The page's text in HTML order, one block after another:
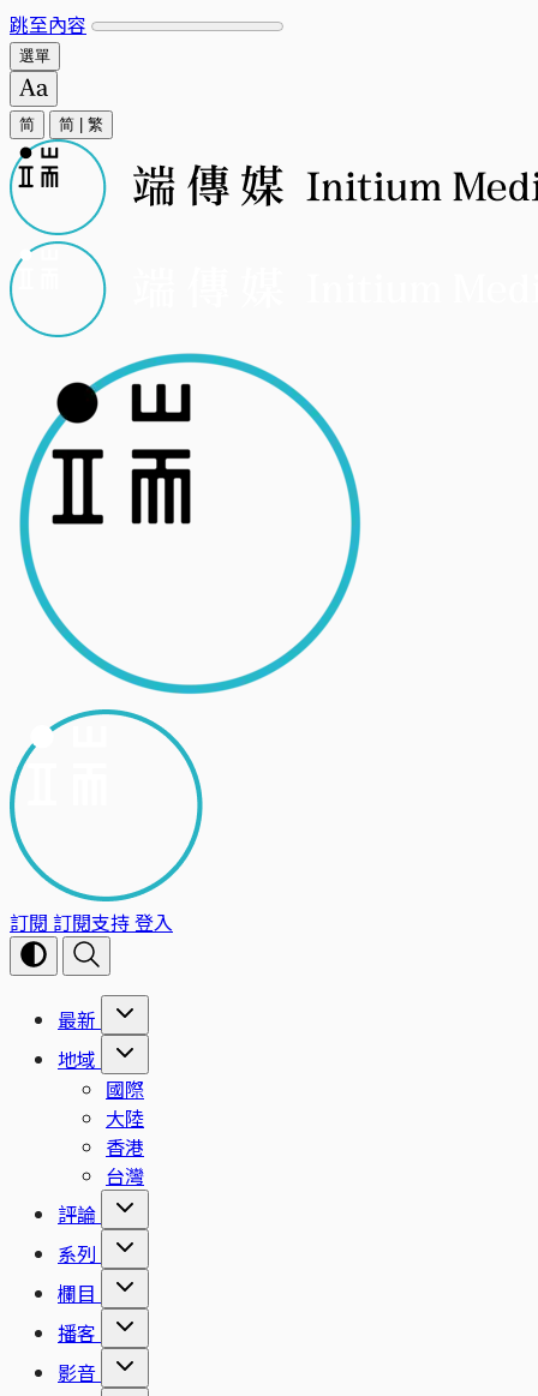
跳至內容
選單
简 简 繁
訂閱 訂閱支持登入
最新
地域
國際
大陸
香港
台灣
評論
系列
欄目
播客
影音